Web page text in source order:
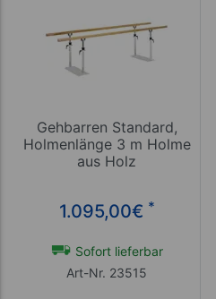
Gehbarren Standard,
Holmenlänge 3 m Holme
aus Holz
1.095,00€ *
Sofort lieferbar
Art-Nr. 23515